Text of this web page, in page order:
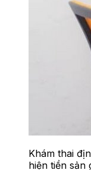
Khám thai
hiện tiền sản